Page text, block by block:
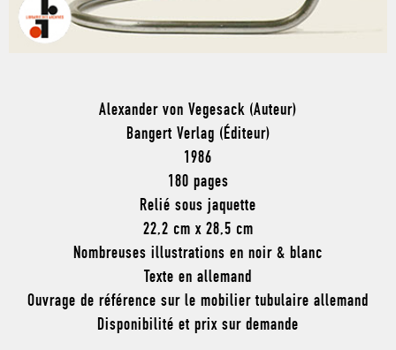
Alexander von Vegesack (Auteur)
Bangert Verlag (Éditeur)
1986
180 pages
Relié sous jaquette
22,2 cm x 28,5 cm
Nombreuses illustrations en noir & blanc
Texte en allemand
Ouvrage de référence sur le mobilier tubulaire allemand
Disponibilité et prix sur demande